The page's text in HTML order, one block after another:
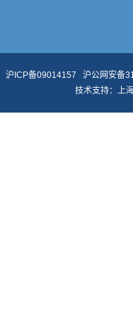
沪ICP备09014157
沪公网安备
技术支持：上